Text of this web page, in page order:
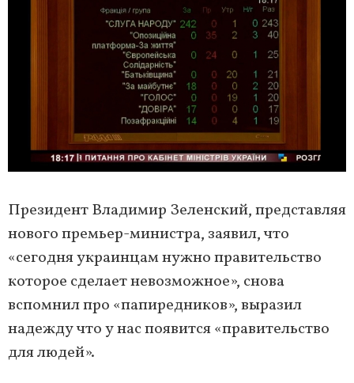
Президент Владимир Зеленский, представляя
нового премьер-министра, заявил, что
«сегодня украинцам нужно правительство
которое сделает невозможное», снова
вспомнил про «папиредников», выразил
надежду что у нас появится «правительство
для людей».